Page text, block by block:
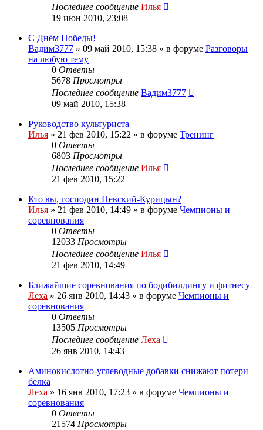
Последнее сообщение Илья
19 июн 2010, 23:08
С Днём Победы!
Вадим3777 » 09 май 2010, 15:38 » в форуме Разговоры
на любую тему
0 Ответы
5678 Просмотры
Последнее сообщение Вадим3777
09 май 2010, 15:38
Руководство культуриста
Илья » 21 фев 2010, 15:22 » в форуме Тренинг
0 Ответы
6803 Просмотры
Последнее сообщение Илья
21 фев 2010, 15:22
Кто вы, господин Невский-Курицын?
Илья » 21 фев 2010, 14:49 » в форуме Чемпионы и
соревнования
0 Ответы
12033 Просмотры
Последнее сообщение Илья
21 фев 2010, 14:49
Ближайшие соревнования по бодибилдингу и фитнесу
Леха » 26 янв 2010, 14:43 » в форуме Чемпионы и
соревнования
0 Ответы
13505 Просмотры
Последнее сообщение Леха
26 янв 2010, 14:43
Аминокислотно-углеводные добавки снижают потери
белка
Леха » 16 янв 2010, 17:23 » в форуме Чемпионы и
соревнования
0 Ответы
21574 Просмотры